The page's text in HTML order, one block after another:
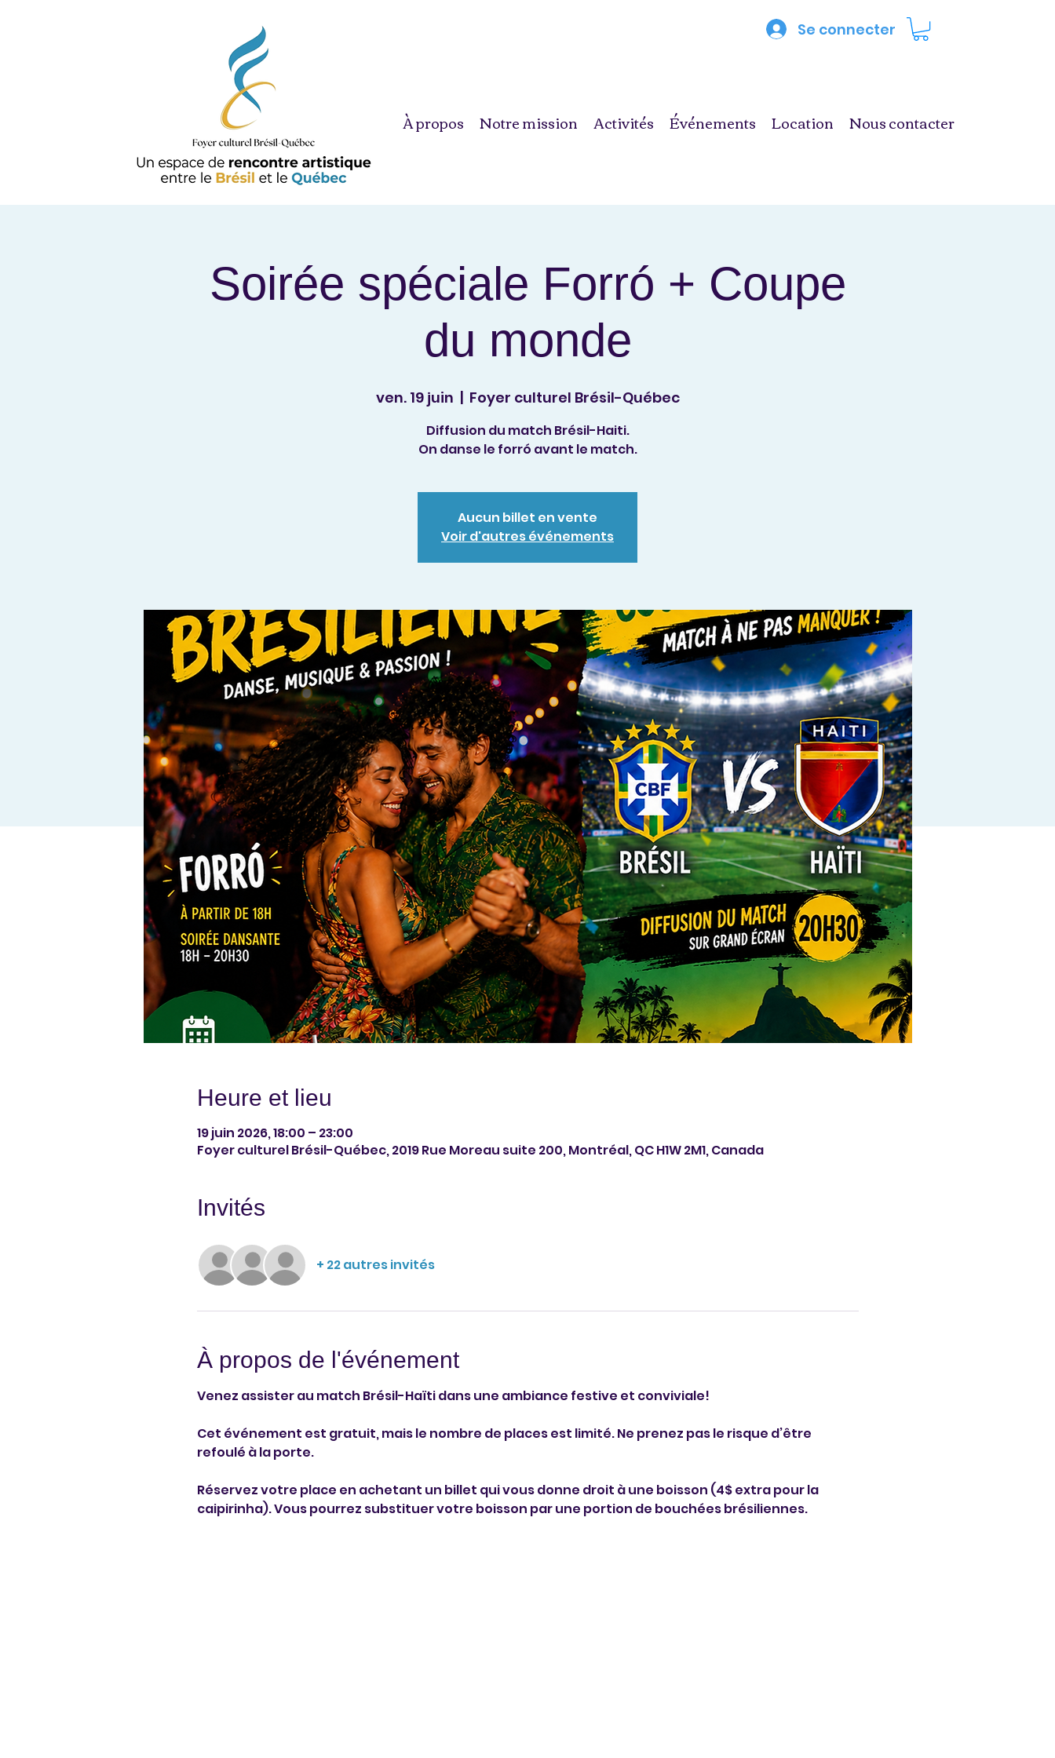
Se connecter
À propos Notre mission Activités Événements Location Nous contacter
Soirée spéciale Forró + Coupe
du monde
ven. 19 juin
  |
Foyer culturel Brésil-Québec
Diffusion du match Brésil-Haiti.
On danse le forró avant le match.
Aucun billet en vente
Voir d'autres événements
Heure et lieu
19 juin 2026, 18:00 – 23:00
Foyer culturel Brésil-Québec, 2019 Rue Moreau suite 200, Montréal, QC H1W 2M1, Canada
Invités
+ 22 autres invités
À propos de l'événement
Venez assister au match Brésil-Haïti dans une ambiance festive et conviviale!
Cet événement est gratuit, mais le nombre de places est limité. Ne prenez pas le risque d’être
refoulé à la porte.
Réservez votre place en achetant un billet qui vous donne droit à une boisson (4$ extra pour la
caipirinha). Vous pourrez substituer votre boisson par une portion de bouchées brésiliennes.